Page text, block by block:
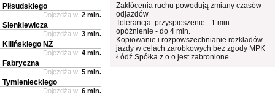
Zakłócenia ruchu powodują zmiany czasów
odjazdów
Tolerancja: przyspieszenie - 1 min.
opóźnienie - do 4 min.
Kopiowanie i rozpowszechnianie rozkładów
jazdy w celach zarobkowych bez zgody MPK
Łódź Spółka z o.o jest zabronione.
Piłsudskiego
Dojeżdża w: 2 min.
Sienkiewicza
Dojeżdża w: 3 min.
Kilińskiego NŻ
Dojeżdża w: 4 min.
Fabryczna
Dojeżdża w: 5 min.
Tymienieckiego
Dojeżdża w: 6 min.